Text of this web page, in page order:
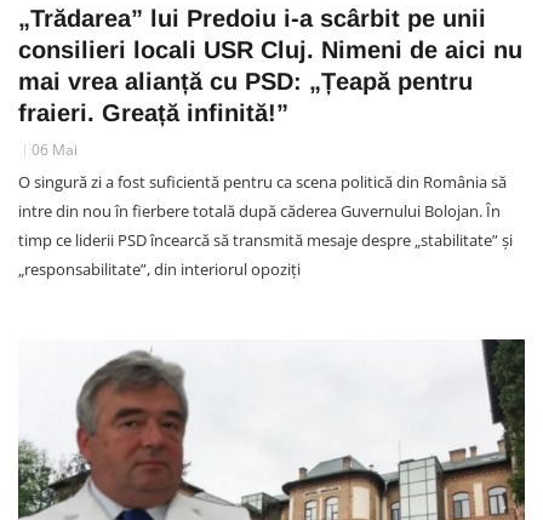
„Trădarea” lui Predoiu i-a scârbit pe unii
consilieri locali USR Cluj. Nimeni de aici nu
mai vrea alianță cu PSD: „Țeapă pentru
fraieri. Greață infinită!”
06 Mai
O singură zi a fost suficientă pentru ca scena politică din România să
intre din nou în fierbere totală după căderea Guvernului Bolojan. În
timp ce liderii PSD încearcă să transmită mesaje despre „stabilitate” și
„responsabilitate”, din interiorul opoziți